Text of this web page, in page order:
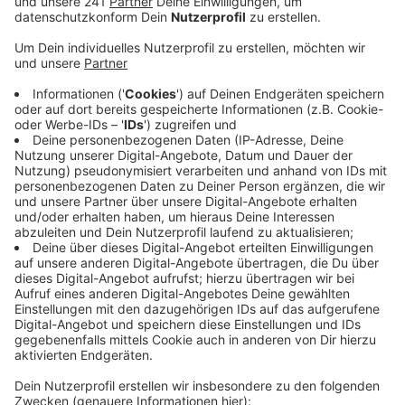
kriegen“ gestartet.
Veröffentlicht:Dienstag, 22.11.2022 09:35
Anzeige
Mehrfach polizeilich aufgefallene Kinder können in das
Programm aufgenommen werden, dass den
Betroffenen und auch dem oft problematischen
Elternhaus Hilfen anbietet. Die Erfolgsquote des
Programms in anderen Regionen NRWs ist
vielversprechend. Etwa 40 Prozent der betreuten
Jugendlichen werden nach rund zwei Jahren nicht
mehr straffällig und die restlichen 60 Prozent
begehen deutlich weniger Straftaten. Im Kreis
Euskirchen sind fast 12 Prozent aller Straftäter Kinder
oder Jugendliche.